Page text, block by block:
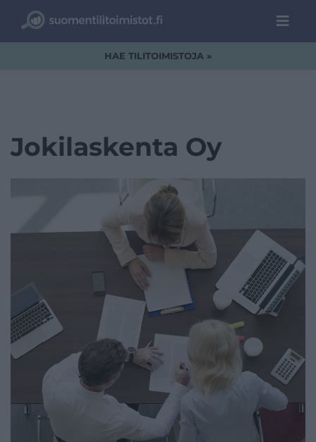
HAE TILITOIMISTOJA »
Jokilaskenta Oy